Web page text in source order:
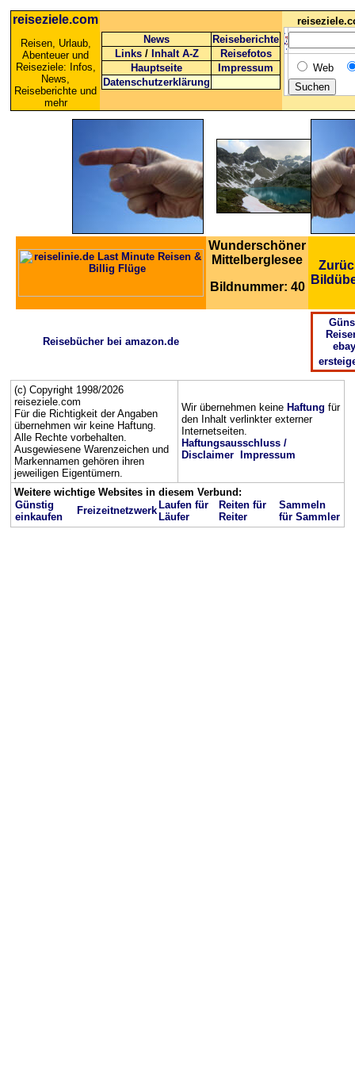
reiseziele.com
Reisen, Urlaub,
Abenteuer und
Reiseziele: Infos,
News,
Reiseberichte und
mehr
News
Reiseberichte
Links / Inhalt A-Z
Reisefotos
Hauptseite
Impressum
Datenschutzerklärung
Web
Wunderschöner
Mittelberglesee
Bildnummer: 40
Reisebücher bei amazon.de
(c) Copyright 1998/2026
reiseziele.com
Für die Richtigkeit der Angaben
übernehmen wir keine Haftung.
Alle Rechte vorbehalten.
Ausgewiesene Warenzeichen und
Markennamen gehören ihren
jeweiligen Eigentümern.
Wir übernehmen keine Haftung für
den Inhalt verlinkter externer
Internetseiten.
Haftungsausschluss /
Disclaimer
Impressum
Weitere wichtige Websites in diesem Verbund:
Günstig
einkaufen
Freizeitnetzwerk Laufen für
Läufer
Reiten für
Reiter
Sammeln
für Sammler